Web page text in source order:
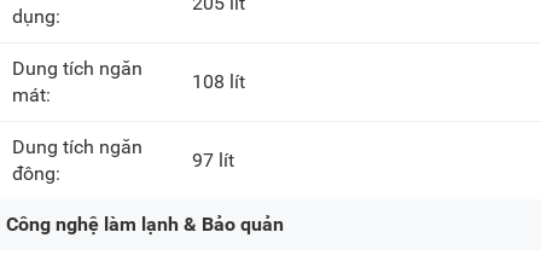
dụng:
Dung tích ngăn
mát:
108 lít
Dung tích ngăn
đông:
97 lít
Công nghệ làm lạnh & Bảo quản